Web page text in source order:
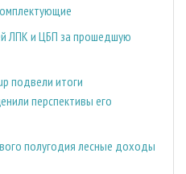
ЛПК и ЦБП за прошедшую
подвели итоги
перспективы его
полугодия лесные доходы